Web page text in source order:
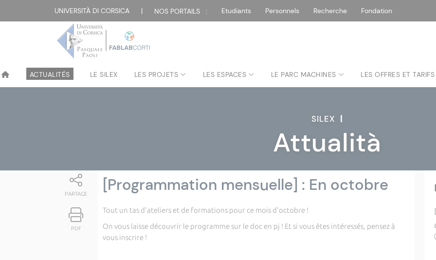
UNIVERSITÀ DI CORSICA | NOS PORTAILS : Etudiants Personnels Recherche Fondation
ACTUALITÉS LE SILEX LES PROJETS LES ESPACES LE PARC MACHINES LES OFFRES ET TARIFS
SILEX |
Attualità
PARTAGE
PDF
[Programmation mensuelle] : En octobre
Tout un tas d'ateliers et de formations pour ce mois d'octobre !
On vous laisse découvrir le programme sur le doc en pj ! Et si vous êtes intéressés, pensez à
vous inscrire !